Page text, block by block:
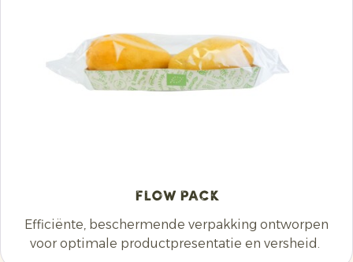
Flow Pack
Efficiënte, beschermende verpakking ontworpen
voor optimale productpresentatie en versheid.